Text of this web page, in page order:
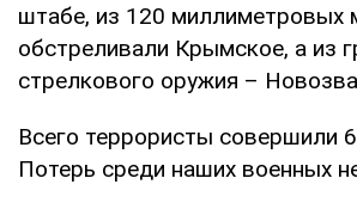
штабе, из 120 миллиметровых
обстреливали Крымское, а из
стрелкового оружия –
Всего террористы совершили
Потерь среди наших военных